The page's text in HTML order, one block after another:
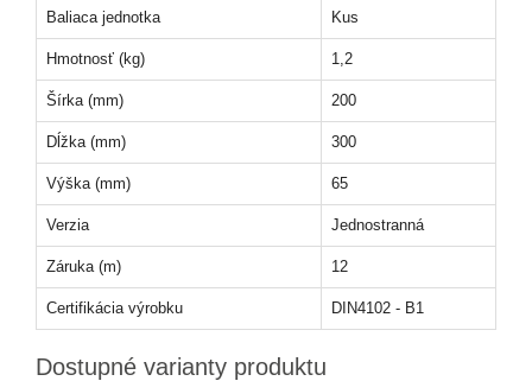
Baliaca jednotka Kus
Hmotnosť (kg) 1,2
Šírka (mm) 200
Dĺžka (mm) 300
Výška (mm) 65
Verzia Jednostranná
Záruka (m) 12
Certifikácia výrobku DIN4102 - B1
Dostupné varianty produktu